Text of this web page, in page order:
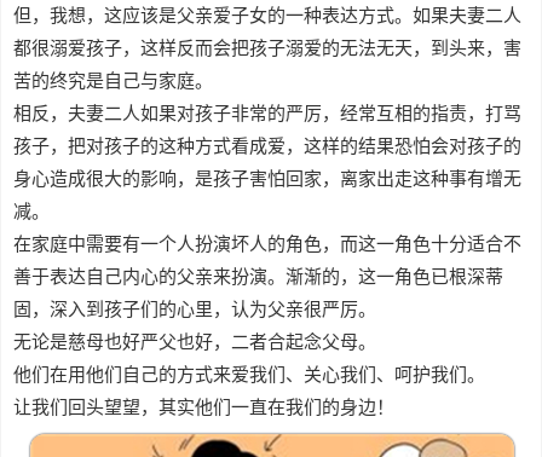
但，我想，这应该是父亲爱子女的一种表达方式。如果夫妻二人
都很溺爱孩子，这样反而会把孩子溺爱的无法无天，到头来，害
苦的终究是自己与家庭。
相反，夫妻二人如果对孩子非常的严厉，经常互相的指责，打骂
孩子，把对孩子的这种方式看成爱，这样的结果恐怕会对孩子的
身心造成很大的影响，是孩子害怕回家，离家出走这种事有增无
减。
在家庭中需要有一个人扮演坏人的角色，而这一角色十分适合不
善于表达自己内心的父亲来扮演。渐渐的，这一角色已根深蒂
固，深入到孩子们的心里，认为父亲很严厉。
无论是慈母也好严父也好，二者合起念父母。
他们在用他们自己的方式来爱我们、关心我们、呵护我们。
让我们回头望望，其实他们一直在我们的身边！